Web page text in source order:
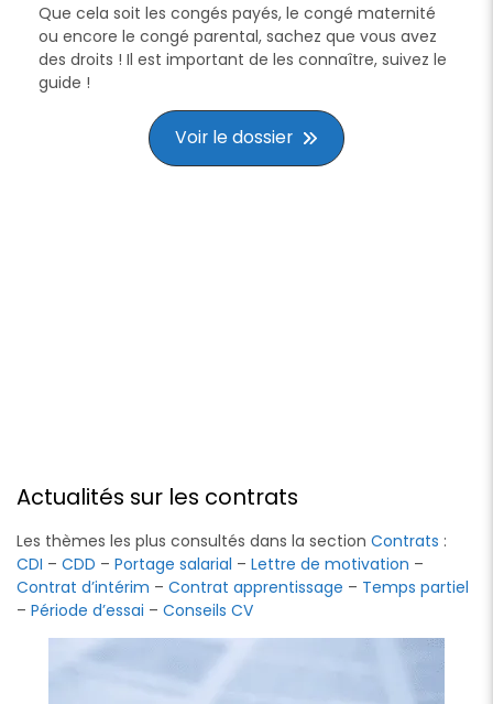
Que cela soit les congés payés, le congé maternité
ou encore le congé parental, sachez que vous avez
des droits ! Il est important de les connaître, suivez le
guide !
Voir le dossier
Actualités sur les contrats
Les thèmes les plus consultés dans la section Contrats :
CDI – CDD – Portage salarial – Lettre de motivation –
Contrat d’intérim – Contrat apprentissage – Temps partiel
– Période d’essai – Conseils CV